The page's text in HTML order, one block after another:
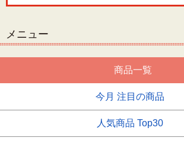
メニュー
商品一覧
今月 注目の商品
人気商品 Top30